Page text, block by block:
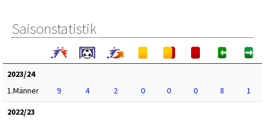
Saisonstatistik
2023/24
1.Männer
9 4 2 0 0 0 8
1
2022/23